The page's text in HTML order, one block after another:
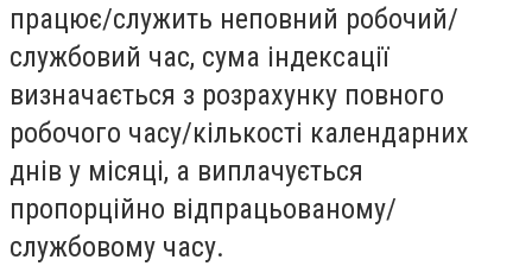
працює/служить неповний робочий/
службовий час, сума індексації
визначається з розрахунку повного
робочого часу/кількості календарних
днів у місяці, а виплачується
пропорційно відпрацьованому/
службовому часу.